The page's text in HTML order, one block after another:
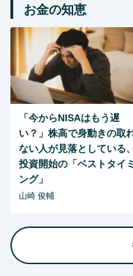
お金の知恵
「今からNISAはもう遅
い？」株高で身動きの取
ない人が見落としている、
投資開始の「ベストタイミ
ング」
山崎 俊輔